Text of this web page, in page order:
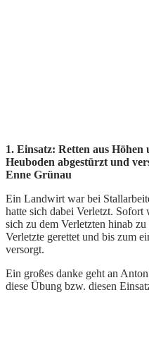
1. Einsatz: Retten aus
Heuboden abgestürzt und
Enne Grünau
Ein Landwirt war bei
hatte sich dabei Verletzt.
sich zu dem Verletzten hinab
Verletzte gerettet und bis zum
versorgt.
Ein großes danke geht an
diese Übung bzw. diesen